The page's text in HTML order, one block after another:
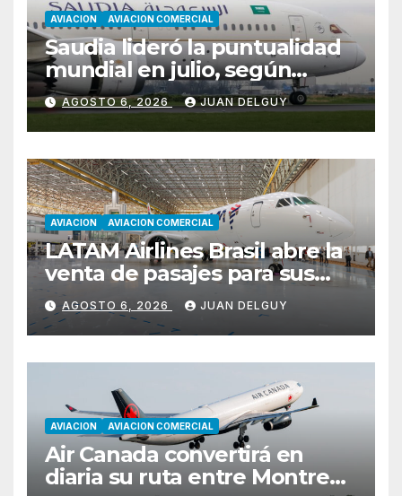
AVIACION AVIACION COMERCIAL
Saudia lideró la puntualidad
mundial en julio, según
Cirium
AGOSTO 6, 2026 JUAN DELGUY
AVIACION AVIACION COMERCIAL
LATAM Airlines Brasil abre la
venta de pasajes para sus
nuevos Embraer E195-E2 y
anuncia la expansión de su
red
AGOSTO 6, 2026 JUAN DELGUY
AVIACION AVIACION COMERCIAL
Air Canada convertirá en
diaria su ruta entre Montreal